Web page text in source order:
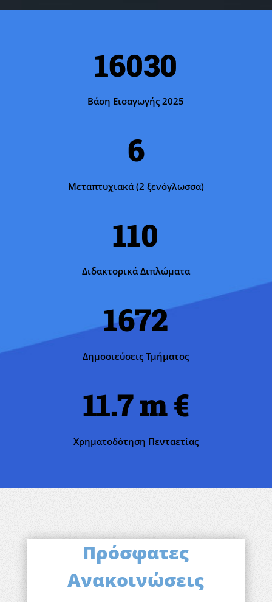
16030
Βάση Εισαγωγής 2025
6
Μεταπτυχιακά (2 ξενόγλωσσα)
110
Διδακτορικά Διπλώματα
1672
Δημοσιεύσεις Τμήματος
11.7 m
Χρηματοδότηση Πενταετίας
Πρόσφατες
Ανακοινώσεις